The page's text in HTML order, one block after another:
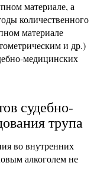
материале, а
количественного
материале
и др.)
медицинских
судебно-
трупа
во внутренних
алкоголем не